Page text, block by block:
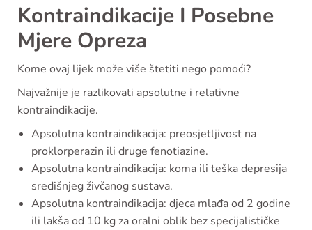
Kontraindikacije I Posebne
Mjere Opreza
Kome ovaj lijek može više štetiti nego pomoći?
Najvažnije je razlikovati apsolutne i relativne
kontraindikacije.
Apsolutna kontraindikacija: preosjetljivost na
proklorperazin ili druge fenotiazine.
Apsolutna kontraindikacija: koma ili teška depresija
središnjeg živčanog sustava.
Apsolutna kontraindikacija: djeca mlađa od 2 godine
ili lakša od 10 kg za oralni oblik bez specijalističke